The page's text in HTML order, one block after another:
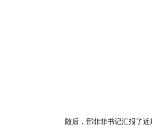
随后，邢菲菲书记汇报了